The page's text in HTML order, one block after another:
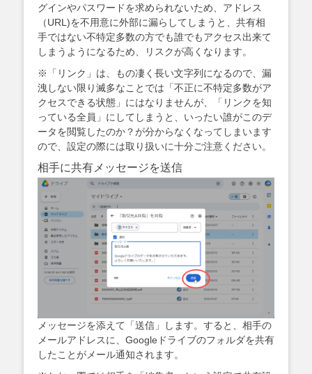
グインやパスワードを求められないため、アドレス
（URL)を不用意に外部に漏らしてしまうと、共有相
手ではない不特定多数の方でも誰でもアクセス出来て
しまうようになるため、リスクが高くなります。
※「リンク」は、もの凄く長い文字列になるので、漏
洩しない限り滅多なことでは「不正に不特定多数がア
クセスできる状態」にはなりませんが、「リンクを知
っている全員」にしてしまうと、いったい誰がこのデ
ータを閲覧したのか？が分からなくなってしまいます
ので、設定の際には取り扱いに十分ご注意ください。
相手に共有メッセージを送信
メッセージを添えて「送信」します。すると、相手の
メールアドレスに、Googleドライブのフォルダを共有
したことがメール通知されます。